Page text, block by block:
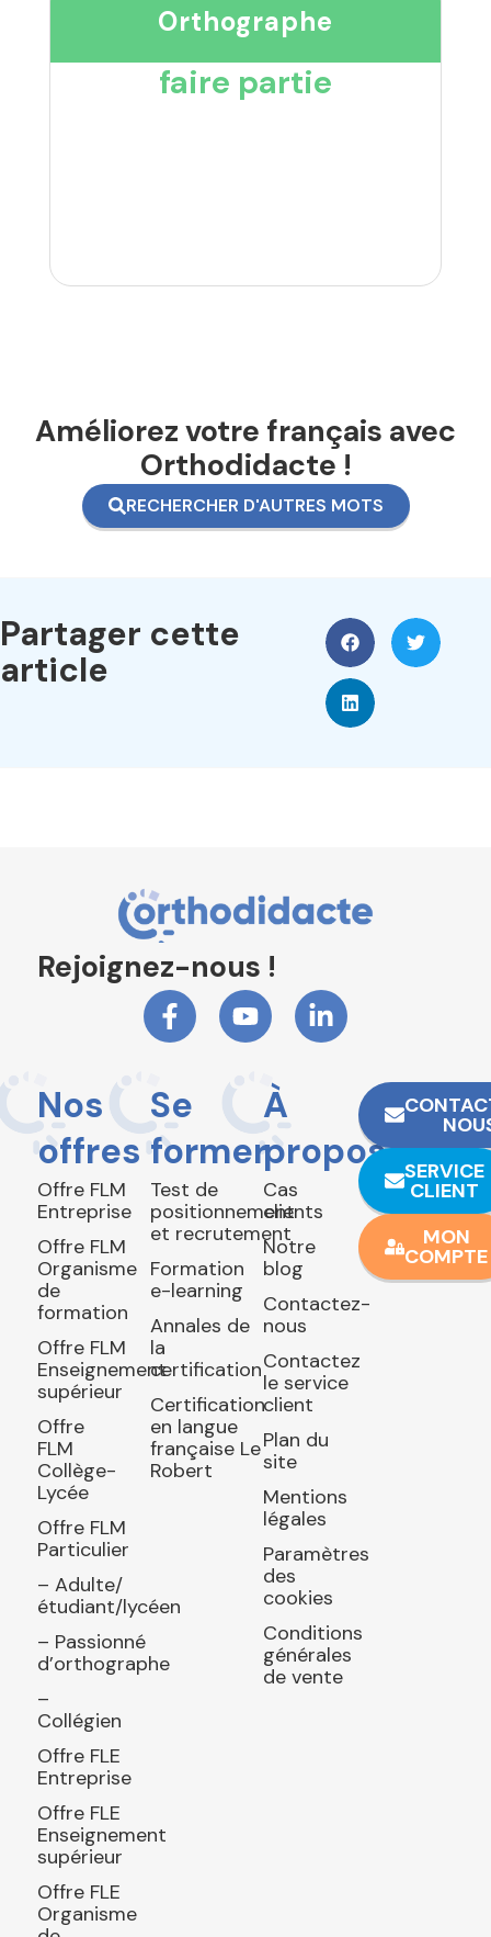
Orthographe
faire partie
Améliorez votre français avec
Orthodidacte !
RECHERCHER D'AUTRES MOTS
Partager cette
article
Rejoignez-nous !
Nos
offres
Offre FLM
Entreprise
Offre FLM
Organisme
de
formation
Offre FLM
Enseignement
supérieur
Offre
FLM
Collège-
Lycée
Offre FLM
Particulier
– Adulte/
étudiant/lycéen
– Passionné
d’orthographe
–
Collégien
Offre FLE
Entreprise
Offre FLE
Enseignement
supérieur
Offre FLE
Organisme
Se
former
Test de
positionnement
et recrutement
Formation
e-learning
Annales de
la
certification
Certification
en langue
française Le
Robert
À
propos
Cas
clients
Notre
blog
Contactez-
nous
Contactez
le service
client
Plan du
site
Mentions
légales
Paramètres
des
cookies
Conditions
générales
de vente
SERVICE
CLIENT
MON
COMPTE